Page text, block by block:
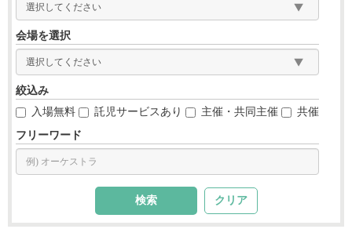
会場を選択
絞込み
入場無料
託児サービスあり 主催・共同主催 共催
フリーワード
クリア